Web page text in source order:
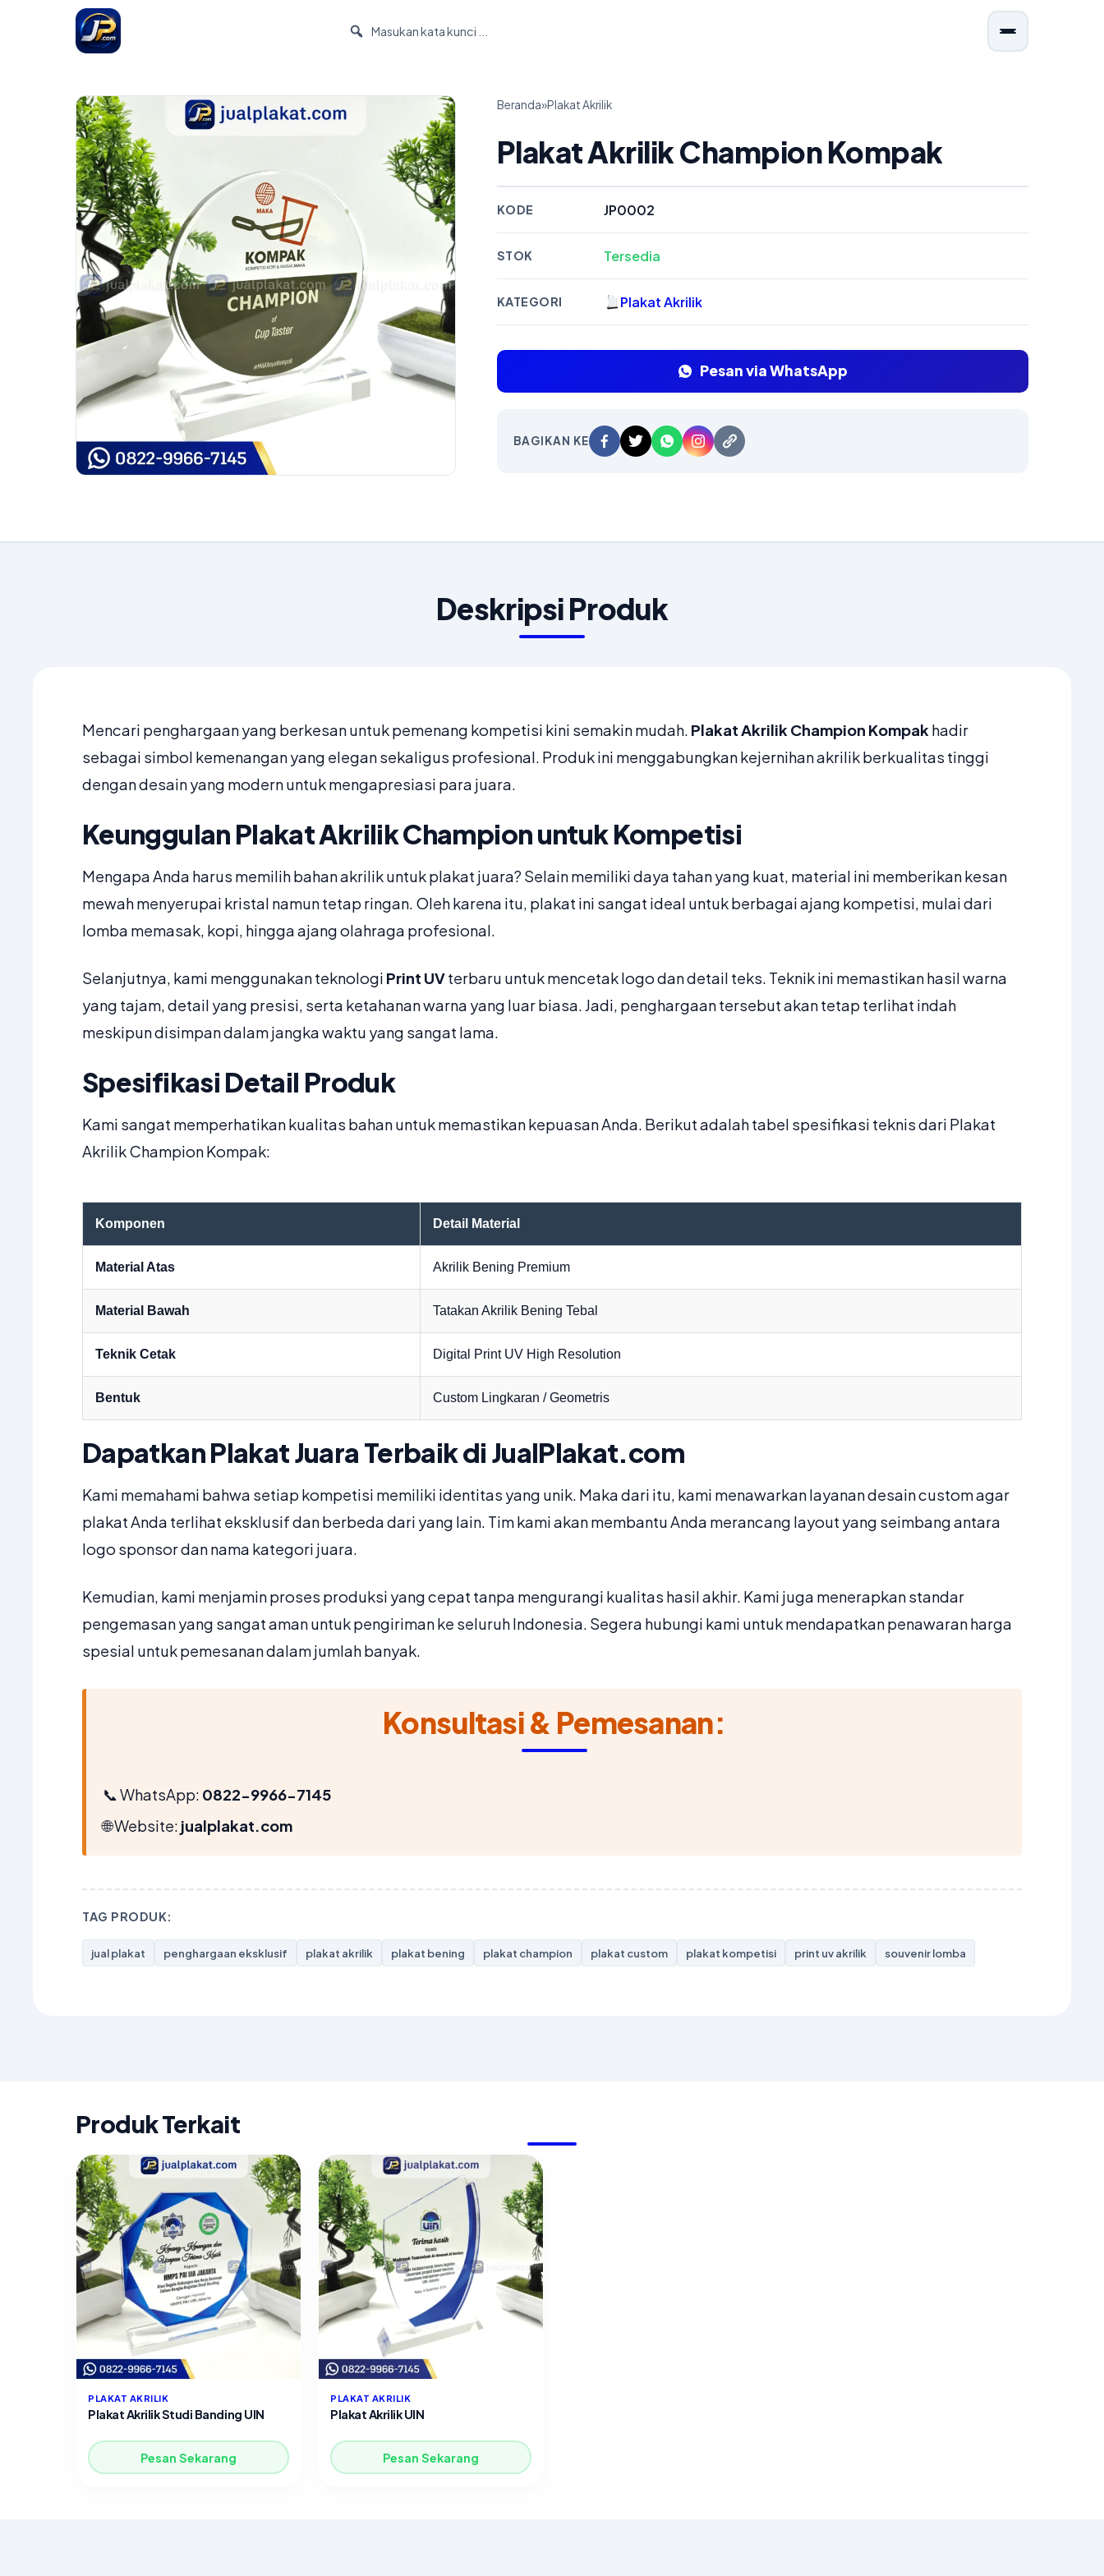
Beranda»Plakat Akrilik
Plakat Akrilik Champion Kompak
KODE JP0002
STOK Tersedia
KATEGORI Plakat Akrilik
Pesan via WhatsApp
BAGIKAN KE
Deskripsi Produk
Mencari penghargaan yang berkesan untuk pemenang kompetisi kini semakin mudah. Plakat Akrilik Champion Kompak hadir
sebagai simbol kemenangan yang elegan sekaligus profesional. Produk ini menggabungkan kejernihan akrilik berkualitas tinggi
dengan desain yang modern untuk mengapresiasi para juara.
Keunggulan Plakat Akrilik Champion untuk Kompetisi
Mengapa Anda harus memilih bahan akrilik untuk plakat juara? Selain memiliki daya tahan yang kuat, material ini memberikan kesan
mewah menyerupai kristal namun tetap ringan. Oleh karena itu, plakat ini sangat ideal untuk berbagai ajang kompetisi, mulai dari
lomba memasak, kopi, hingga ajang olahraga profesional.
Selanjutnya, kami menggunakan teknologi Print UVterbaru untuk mencetak logo dan detail teks. Teknik ini memastikan hasil warna
yang tajam, detail yang presisi, serta ketahanan warna yang luar biasa. Jadi, penghargaan tersebut akan tetap terlihat indah
meskipun disimpan dalam jangka waktu yang sangat lama.
Spesifikasi Detail Produk
Kami sangat memperhatikan kualitas bahan untuk memastikan kepuasan Anda. Berikut adalah tabel spesifikasi teknis dari Plakat
Akrilik Champion Kompak:
Komponen Detail Material
Material Atas Akrilik Bening Premium
Material Bawah Tatakan Akrilik Bening Tebal
Teknik Cetak Digital Print UV High Resolution
Bentuk Custom Lingkaran / Geometris
Dapatkan Plakat Juara Terbaik di JualPlakat.com
Kami memahami bahwa setiap kompetisi memiliki identitas yang unik. Maka dari itu, kami menawarkan layanan desain custom agar
plakat Anda terlihat eksklusif dan berbeda dari yang lain. Tim kami akan membantu Anda merancang layout yang seimbang antara
logo sponsor dan nama kategori juara.
Kemudian, kami menjamin proses produksi yang cepat tanpa mengurangi kualitas hasil akhir. Kami juga menerapkan standar
pengemasan yang sangat aman untuk pengiriman ke seluruh Indonesia. Segera hubungi kami untuk mendapatkan penawaran harga
spesial untuk pemesanan dalam jumlah banyak.
Konsultasi & Pemesanan:
📞 WhatsApp: 0822-9966-7145
🌐 Website: jualplakat.com
TAG PRODUK:
jual plakat penghargaan eksklusif plakat akrilik plakat bening plakat champion plakat custom plakat kompetisi print uv akrilik souvenir lomba
Produk Terkait
PLAKAT AKRILIK
Plakat Akrilik Studi Banding UIN
Pesan Sekarang
PLAKAT AKRILIK
Plakat Akrilik UIN
Pesan Sekarang